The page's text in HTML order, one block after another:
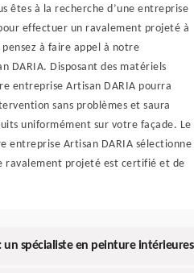
êtes à la recherche d’une entreprise
effectuer un ravalement projeté à
à faire appel à notre
DARIA. Disposant des matériels
entreprise Artisan DARIA pourra
sans problèmes et saura
uniformément sur votre façade. Le
entreprise Artisan DARIA sélectionne
ravalement projeté est certifié et de
un spécialiste en peinture intérieures